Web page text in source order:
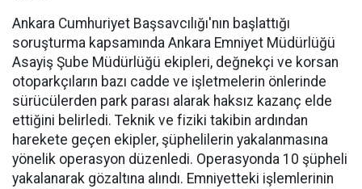
Ankara Cumhuriyet Başsavcılığı'nın başlattığı
soruşturma kapsamında Ankara Emniyet Müdürlüğü
Asayiş Şube Müdürlüğü ekipleri, değnekçi ve korsan
otoparkçıların bazı cadde ve işletmelerin önlerinde
sürücülerden park parası alarak haksız kazanç elde
ettiğini belirledi. Teknik ve fiziki takibin ardından
harekete geçen ekipler, şüphelilerin yakalanmasına
yönelik operasyon düzenledi. Operasyonda 10 şüpheli
yakalanarak gözaltına alındı. Emniyetteki işlemlerinin